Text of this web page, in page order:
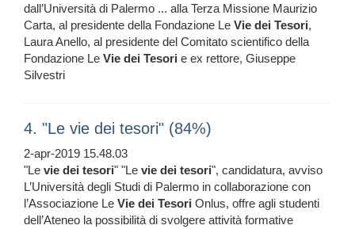
dall’Università di Palermo ... alla Terza Missione Maurizio
Carta, al presidente della Fondazione Le Vie dei Tesori,
Laura Anello, al presidente del Comitato scientifico della
Fondazione Le Vie dei Tesori e ex rettore, Giuseppe
Silvestri
4. "Le vie dei tesori" (84%)
2-apr-2019 15.48.03
"Le vie dei tesori" "Le vie dei tesori", candidatura, avviso
L’Università degli Studi di Palermo in collaborazione con
l’Associazione Le Vie dei Tesori Onlus, offre agli studenti
dell’Ateneo la possibilità di svolgere attività formative